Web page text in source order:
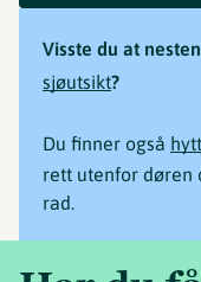
Visste du at
sjøutsikt?
Du finner også
rett utenfor døren
rad.